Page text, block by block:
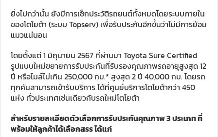
ยิ่งไปกว่านั้น ยังมีการเช็กประวัติรถยนต์ทั้งหมดโดยระบบภายใน
ของโตโยต้า (ระบบ Topserv) เพื่อรับประกันอีกขั้นว่าไม่มีการย้อม
แมวแน่นอน
โดยตั้งแต่ 1 มิถุนายน 2567 ที่ผ่านมา Toyota Sure Certified
รูปแบบใหม่ขยายการรับประกันที่รับรองคุณภาพรถอายุสูงสุด 12
ปี หรือไมล์ไม่เกิน 250,000 กม.* สูงสุด 2 ปี 40,000 กม. โดยรถ
ทุกคันสามารถเข้ารับบริการ ได้ที่ศูนย์บริการโตโยต้ากว่า 450
แห่ง ทั่วประเทศเช่นเดียวกับรถใหม่โตโยต้า
สำหรับรายละเอียดตัวเลือกการรับประกันคุณภาพ3 ประเภท ที่
พร้อมให้ลูกค้าได้เลือกสรร ได้แก่